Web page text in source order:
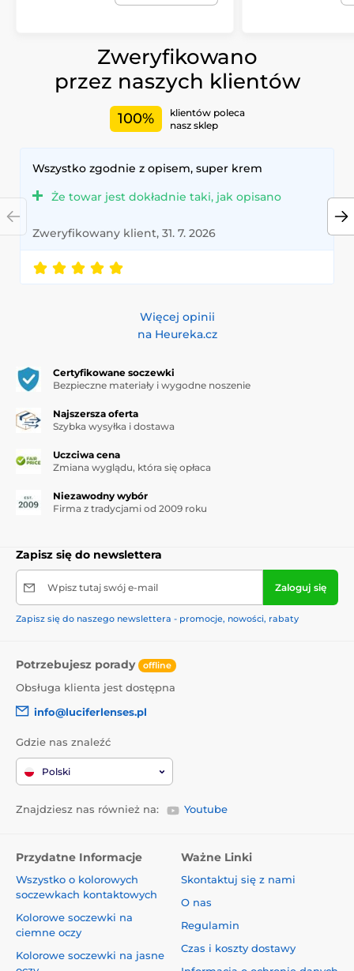
Zweryfikowano
przez naszych klientów
100%
klientów poleca
nasz sklep
Wszystko zgodnie z opisem, super krem
Że towar jest dokładnie taki, jak opisano
Zweryfikowany klient, 31. 7. 2026
Więcej opinii
na Heureka.cz
Certyfikowane soczewki
Bezpieczne materiały i wygodne noszenie
Najszersza oferta
Szybka wysyłka i dostawa
Uczciwa cena
Zmiana wyglądu, która się opłaca
Niezawodny wybór
Firma z tradycjami od 2009 roku
Zapisz się do newslettera
Wpisz tutaj swój e-mail Zaloguj się
Zapisz się do naszego newslettera - promocje, nowości, rabaty
Potrzebujesz porady offline
Obsługa klienta jest dostępna
info@luciferlenses.pl
Gdzie nas znaleźć
Polski
Znajdziesz nas również na: Youtube
Przydatne Informacje
Wszystko o kolorowych
soczewkach kontaktowych
Kolorowe soczewki na
ciemne oczy
Kolorowe soczewki na jasne
Ważne Linki
Skontaktuj się z nami
O nas
Regulamin
Czas i koszty dostawy